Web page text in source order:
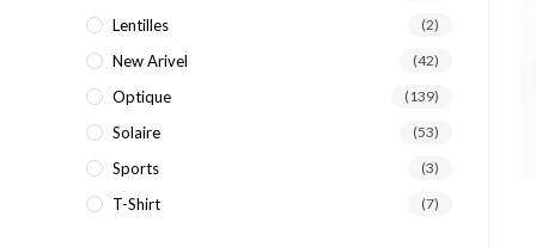
Lentilles (2)
New Arivel (42)
Optique (139)
Solaire (53)
Sports (3)
T-Shirt (7)